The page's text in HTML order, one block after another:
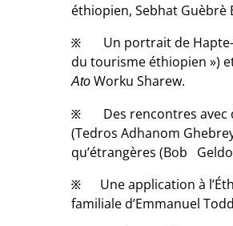
éthiopien, Sebhat Guèbrè
፠ Un portrait de Hapte-
du tourisme éthiopien »)
AtoWorku Sharew.
፠ Des rencontres avec
(Tedros Adhanom
qu’étrangères (Bob
፠ Une application à
familiale d’Emmanuel